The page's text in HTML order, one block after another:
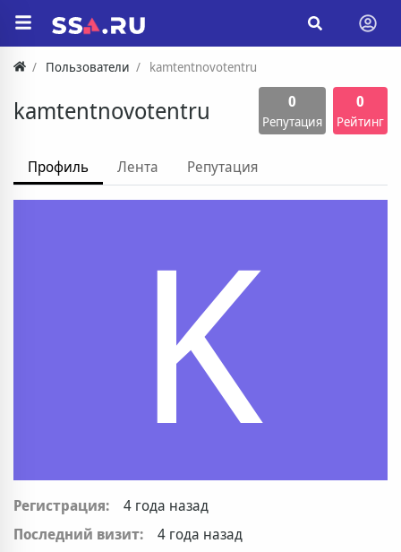
Пользователи kamtentnovotentru
kamtentnovotentru 0
Репутация
0
Рейтинг
Профиль Лента Репутация
K
Регистрация:
4 года назад
Последний визит:
4 года назад